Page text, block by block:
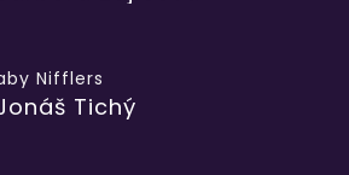
Nifflers
Tichý